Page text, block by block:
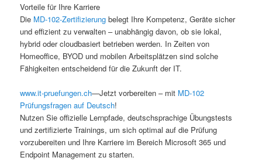
Vorteile für Ihre Karriere
Die MD-102-Zertifizierung belegt Ihre Kompetenz, Geräte sicher
und effizient zu verwalten – unabhängig davon, ob sie lokal,
hybrid oder cloudbasiert betrieben werden. In Zeiten von
Homeoffice, BYOD und mobilen Arbeitsplätzen sind solche
Fähigkeiten entscheidend für die Zukunft der IT.
www.it-pruefungen.ch—Jetzt vorbereiten – mit MD-102
Prüfungsfragen auf Deutsch!
Nutzen Sie offizielle Lernpfade, deutschsprachige Übungstests
und zertifizierte Trainings, um sich optimal auf die Prüfung
vorzubereiten und Ihre Karriere im Bereich Microsoft 365 und
Endpoint Management zu starten.